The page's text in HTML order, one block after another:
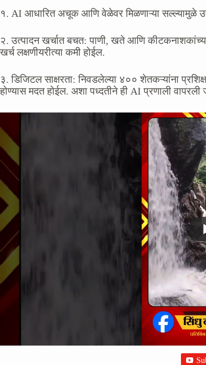
१. AI आधारित अचूक आणि वेळेवर मिळणाऱ्या सल्ल्यामुळे
२. उत्पादन खर्चात बचत: पाणी, खते आणि
खर्च लक्षणीयरीत्या कमी होईल.
३. डिजिटल साक्षरता: निवडलेल्या ४०० शेतकऱ्यांना
होण्यास मदत होईल. अशा पध्दतीने ही AI प्रणाली